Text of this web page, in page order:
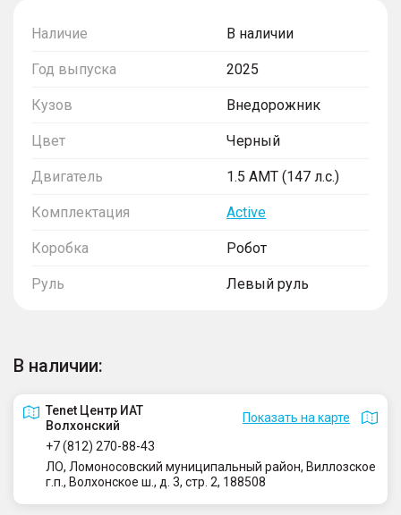
Наличие В наличии
Год выпуска 2025
Кузов Внедорожник
Цвет Черный
Двигатель 1.5 AMT (147 л.с.)
Комплектация Active
Коробка Робот
Руль Левый руль
В наличии:
Tenet Центр ИАТ
Волхонский
Показать на карте
+7 (812) 270-88-43
ЛО, Ломоносовский муниципальный район, Виллозское
г.п., Волхонское ш., д. 3, стр. 2, 188508